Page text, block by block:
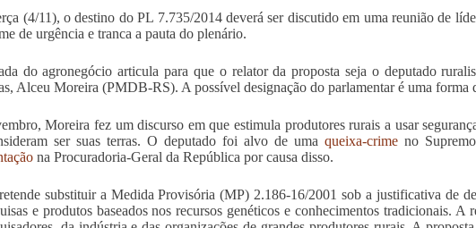
(4/11), o destino do PL 7.735/2014 deverá ser discutido em uma reunião de
de urgência e tranca a pauta do plenário.
do agronegócio articula para que o relator da proposta seja o deputado
Alceu Moreira (PMDB-RS). A possível designação do parlamentar é uma forma
Moreira fez um discurso em que estimula produtores rurais a usar
ser suas terras. O deputado foi alvo de uma queixa-crimeno
na Procuradoria-Geral da República por causa disso.
substituir a Medida Provisória (MP) 2.186-16/2001 sob a justificativa de
e produtos baseados nos recursos genéticos e conhecimentos tradicionais.